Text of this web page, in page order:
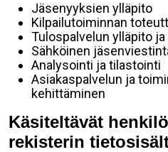
Jäsenyyksien ylläpito
Kilpailutoiminnan
Tulospalvelun ylläpito
Sähköinen
Analysointi ja tilastointi
Asiakaspalvelun ja
kehittäminen
Käsiteltävät
rekisterin